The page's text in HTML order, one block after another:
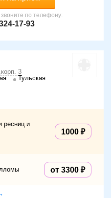
по телефону:
17-93
3
Тульская
ресниц и
1000
от 3300